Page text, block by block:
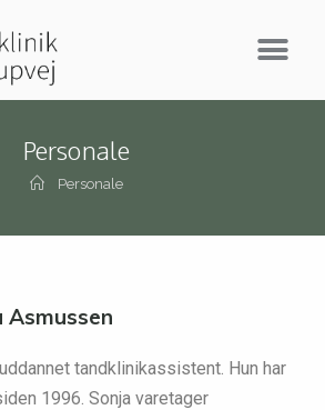
Personale
Personale
tandklinikassistent. Hun har
1996. Sonja varetager